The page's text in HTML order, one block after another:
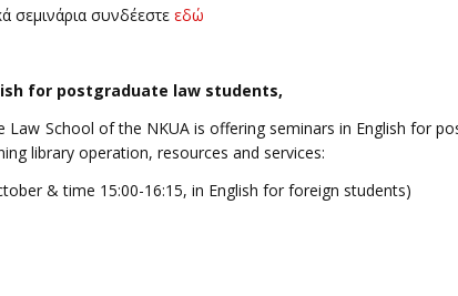
σεμινάρια συνδέεστεεδώ
for postgraduate law students,
Law School of the NKUA is offering seminars in English for
library operation, resources and services:
& time 15:00-16:15, in English for foreign students)